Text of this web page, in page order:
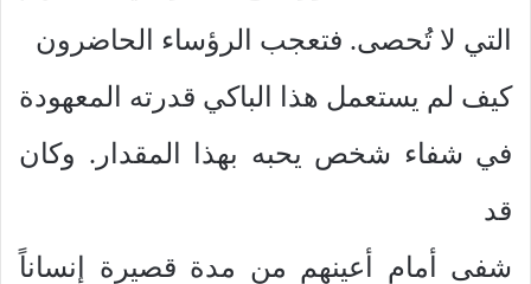
التي لا تُحصى. فتعجب الرؤساء الحاضرون
كيف لم يستعمل هذا الباكي قدرته المعهودة
في شفاء شخص يحبه بهذا المقدار. وكان
قد
شفى أمام أعينهم من مدة قصيرة إنساناً